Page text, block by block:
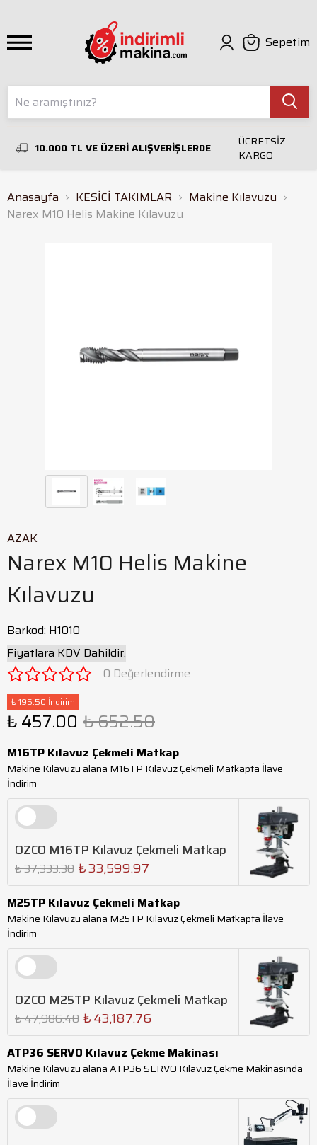
Sepetim
10.000 TL VE ÜZERİ ALIŞVERİŞLERDE
ÜCRETSİZ
KARGO
Anasayfa KESİCİ TAKIMLAR
Makine Kılavuzu
Narex M10 Helis Makine Kılavuzu
AZAK
Narex M10 Helis Makine
Kılavuzu
Barkod: H1010
Fiyatlara KDV Dahildir.
0 Değerlendirme
₺ 195.50 İndirim
₺ 457.00 ₺ 652.50
M16TP Kılavuz Çekmeli Matkap
Makine Kılavuzu alana M16TP Kılavuz Çekmeli Matkapta İlave
İndirim
OZCO M16TP Kılavuz Çekmeli Matkap
₺ 37,333.30 ₺ 33,599.97
M25TP Kılavuz Çekmeli Matkap
Makine Kılavuzu alana M25TP Kılavuz Çekmeli Matkapta İlave
İndirim
OZCO M25TP Kılavuz Çekmeli Matkap
₺ 47,986.40 ₺ 43,187.76
ATP36 SERVO Kılavuz Çekme Makinası
Makine Kılavuzu alana ATP36 SERVO Kılavuz Çekme Makinasında
İlave İndirim